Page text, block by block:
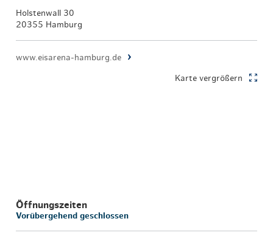
Holstenwall 30
20355 Hamburg
www.eisarena-hamburg.de
Karte vergrößern
Öffnungszeiten
Vorübergehend geschlossen